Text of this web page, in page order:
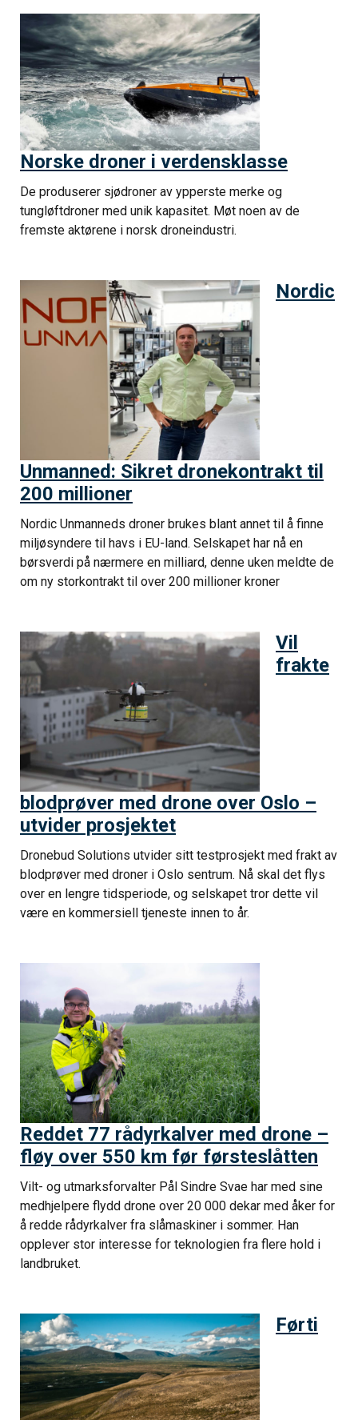
Norske droner i verdensklasse
De produserer sjødroner av ypperste merke og
tungløftdroner med unik kapasitet. Møt noen av de
fremste aktørene i norsk droneindustri.
Nordic
Unmanned: Sikret dronekontrakt til
200 millioner
Nordic Unmanneds droner brukes blant annet til å finne
miljøsyndere til havs i EU-land. Selskapet har nå en
børsverdi på nærmere en milliard, denne uken meldte de
om ny storkontrakt til over 200 millioner kroner
Vil
frakte
blodprøver med drone over Oslo –
utvider prosjektet
Dronebud Solutions utvider sitt testprosjekt med frakt av
blodprøver med droner i Oslo sentrum. Nå skal det flys
over en lengre tidsperiode, og selskapet tror dette vil
være en kommersiell tjeneste innen to år.
Reddet 77 rådyrkalver med drone –
fløy over 550 km før førsteslåtten
Vilt- og utmarksforvalter Pål Sindre Svae har med sine
medhjelpere flydd drone over 20 000 dekar med åker for
å redde rådyrkalver fra slåmaskiner i sommer. Han
opplever stor interesse for teknologien fra flere hold i
landbruket.
Førti